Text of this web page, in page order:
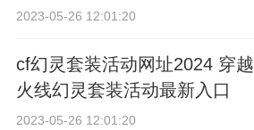
绍
2023-05-26 12:01:20
cf幻灵套装活动网址2024 穿越
火线幻灵套装活动最新入口
2023-05-26 12:01:20